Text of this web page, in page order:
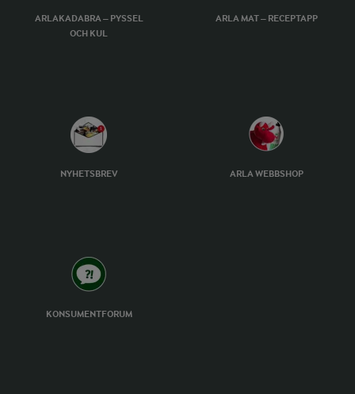
ARLAKADABRA – PYSSEL
OCH KUL
ARLA MAT – RECEPTAPP
NYHETSBREV ARLA WEBBSHOP
KONSUMENTFORUM